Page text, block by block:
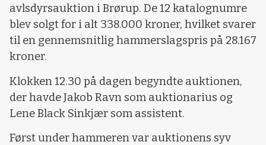
avlsdyrsauktion i Brørup. De 12 katalognumre
blev solgt for i alt 338.000 kroner, hvilket svarer
til en gennemsnitlig hammerslagspris på 28.167
kroner.
Klokken 12.30 på dagen begyndte auktionen,
der havde Jakob Ravn som auktionarius og
Lene Black Sinkjær som assistent.
Først under hammeren var auktionens syv